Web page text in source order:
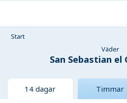
Start
Väder
San Sebastian el
14 dagar Timmar